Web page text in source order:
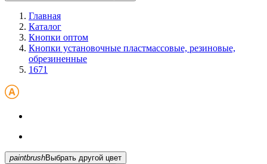
Главная
Каталог
Кнопки оптом
Кнопки установочные пластмассовые, резиновые,
обрезиненные
1671
paintbrush
Выбрать другой цвет